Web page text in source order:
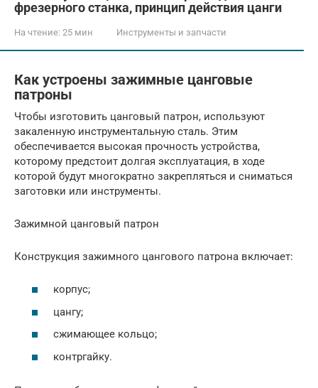
фрезерного станка, принцип действия цанги
На чтение: 25 мин Инструменты и запчасти
Как устроены зажимные цанговые
патроны
Чтобы изготовить цанговый патрон, используют
закаленную инструментальную сталь. Этим
обеспечивается высокая прочность устройства,
которому предстоит долгая эксплуатация, в ходе
которой будут многократно закрепляться и сниматься
заготовки или инструменты.
Зажимной цанговый патрон
Конструкция зажимного цангового патрона включает:
корпус;
цангу;
сжимающее кольцо;
контргайку.